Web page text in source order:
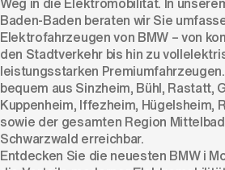
Baden-Baden beraten wir Sie
Elektrofahrzeugen von BMW – von
den Stadtverkehr bis hin zu
leistungsstarken
bequem aus Sinzheim, Bühl, Rastatt,
Kuppenheim, Iffezheim, Hügelsheim,
sowie der gesamten Region
Schwarzwald erreichbar.
Entdecken Sie die neuesten BMW i